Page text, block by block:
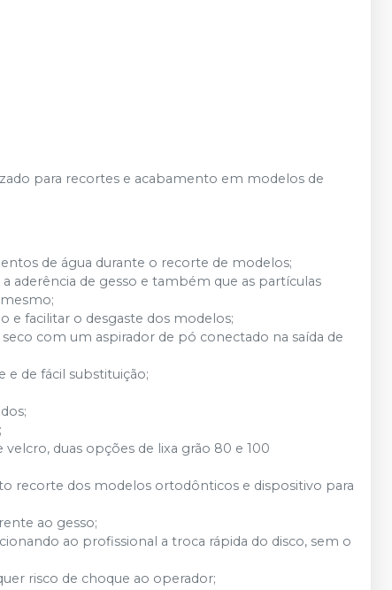
para recortes e acabamento em modelos de
de água durante o recorte de modelos;
aderência de gesso e também que as partículas
e facilitar o desgaste dos modelos;
com um aspirador de pó conectado na saída de
e de fácil substituição;
duas opções de lixa grão 80 e 100
recorte dos modelos ortodônticos e dispositivo para
ao gesso;
ao profissional a troca rápida do disco, sem o
risco de choque ao operador;